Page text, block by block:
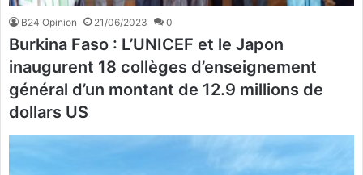
B24 Opinion 21/06/2023 0
Burkina Faso : L’UNICEF et le Japon
inaugurent 18 collèges d’enseignement
général d’un montant de 12.9 millions de
dollars US